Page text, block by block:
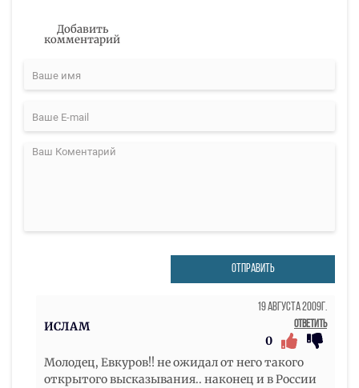
Добавить
комментарий
ОТПРАВИТЬ
ИСЛАМ
19 Августа 2009г.
Ответить
0
Молодец, Евкуров!! не ожидал от него такого
открытого высказывания.. наконец и в России